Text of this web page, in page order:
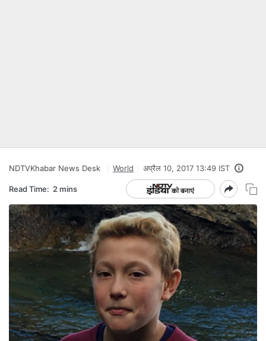
NDTVKhabar News Desk World अप्रैल 10, 2017 13:49 IST
Read Time: 2 mins